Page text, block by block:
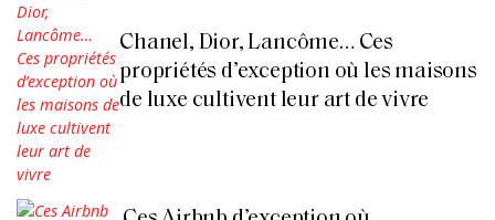
Chanel, Dior, Lancôme… Ces
propriétés d’exception où les maisons
de luxe cultivent leur art de vivre